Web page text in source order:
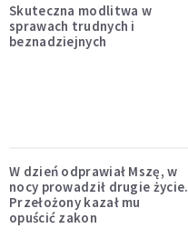
Skuteczna modlitwa w
sprawach trudnych i
beznadziejnych
W dzień odprawiał Mszę, w
nocy prowadził drugie życie.
Przełożony kazał mu
opuścić zakon